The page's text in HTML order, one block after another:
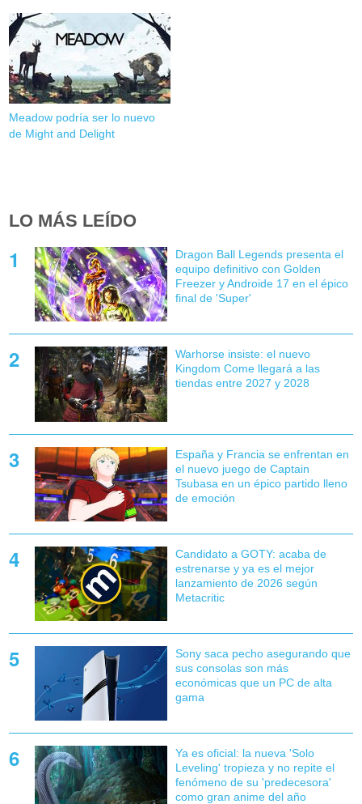
Meadow podría ser lo nuevo
de Might and Delight
LO MÁS LEÍDO
Dragon Ball Legends presenta el
equipo definitivo con Golden
Freezer y Androide 17 en el épico
final de 'Super'
Warhorse insiste: el nuevo
Kingdom Come llegará a las
tiendas entre 2027 y 2028
España y Francia se enfrentan en
el nuevo juego de Captain
Tsubasa en un épico partido lleno
de emoción
Candidato a GOTY: acaba de
estrenarse y ya es el mejor
lanzamiento de 2026 según
Metacritic
Sony saca pecho asegurando que
sus consolas son más
económicas que un PC de alta
gama
Ya es oficial: la nueva 'Solo
Leveling' tropieza y no repite el
fenómeno de su 'predecesora'
como gran anime del año